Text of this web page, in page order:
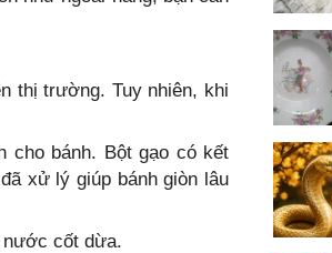
thị trường. Tuy nhiên, khi
cho bánh. Bột gạo có kết
xử lý giúp bánh giòn lâu
nước cốt dừa.